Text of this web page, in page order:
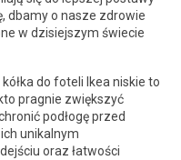
dbamy o nasze zdrowie
w dzisiejszym świecie
do foteli Ikea niskie to
pragnie zwiększyć
podłogę przed
unikalnym
oraz łatwości